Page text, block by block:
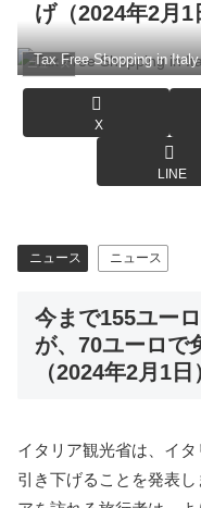
げ（2024年2月1
ニュース
Tax Free Shopping in Italy
X
LINE
ニュース ニュース
今まで155ユー
が、70ユーロで
（2024年2月1日
イタリア観光省は、イ
引き下げることを発表